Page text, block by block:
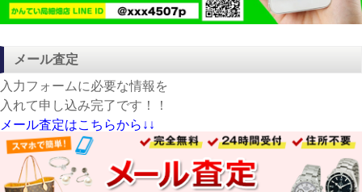
メール査定
入力フォームに必要な情報を
入れて申し込み完了です！！
メール査定はこちらから↓↓